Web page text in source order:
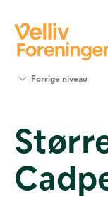
Værktøjer
og viden
Om Velliv
Foreningen
Forrige niveau